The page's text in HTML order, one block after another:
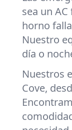
sea un
horno
Nuestro
día o
Nuestros
Cove,